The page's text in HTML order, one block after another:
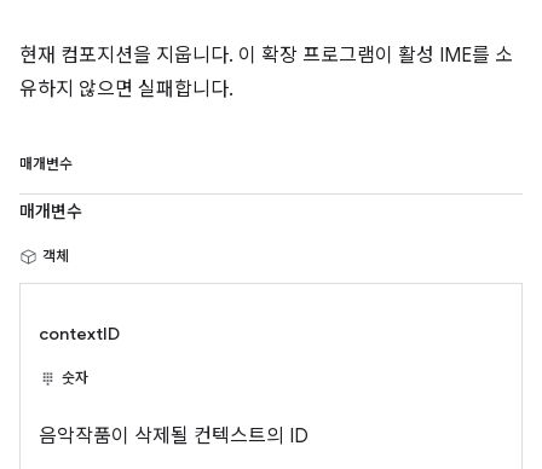
현재 컴포지션을 지웁니다. 이 확장 프로그램이 활성 IME를 소
유하지 않으면 실패합니다.
매개변수
매개변수
객체
contextID
숫자
음악작품이 삭제될 컨텍스트의 ID